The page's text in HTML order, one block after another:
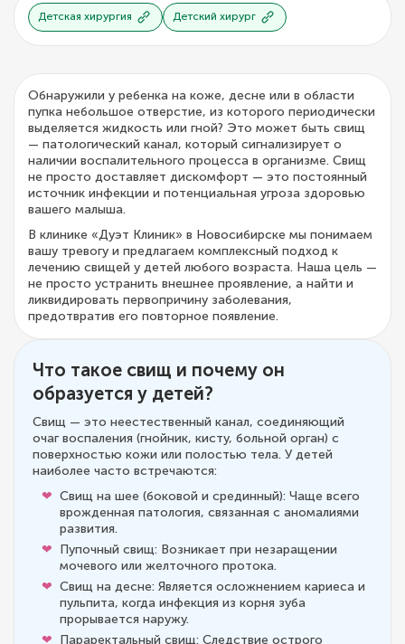
Детская хирургия Детский хирург
Обнаружили у ребенка на коже, десне или в области
пупка небольшое отверстие, из которого периодически
выделяется жидкость или гной? Это может быть свищ
— патологический канал, который сигнализирует о
наличии воспалительного процесса в организме. Свищ
не просто доставляет дискомфорт — это постоянный
источник инфекции и потенциальная угроза здоровью
вашего малыша.
В клинике «Дуэт Клиник» в Новосибирске мы понимаем
вашу тревогу и предлагаем комплексный подход к
лечению свищей у детей любого возраста. Наша цель —
не просто устранить внешнее проявление, а найти и
ликвидировать первопричину заболевания,
предотвратив его повторное появление.
Что такое свищ и почему он
образуется у детей?
Свищ — это неестественный канал, соединяющий
очаг воспаления (гнойник, кисту, больной орган) с
поверхностью кожи или полостью тела. У детей
наиболее часто встречаются:
Свищ на шее (боковой и срединный): Чаще всего
врожденная патология, связанная с аномалиями
развития.
Пупочный свищ: Возникает при незаращении
мочевого или желточного протока.
Свищ на десне: Является осложнением кариеса и
пульпита, когда инфекция из корня зуба
прорывается наружу.
Параректальный свищ: Следствие острого